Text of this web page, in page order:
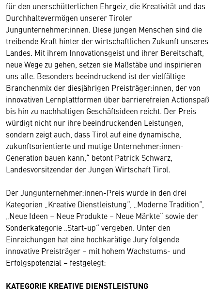
für den unerschütterlichen Ehrgeiz, die Kreativität und das
Durchhaltevermögen unserer Tiroler
Jungunternehmer:innen. Diese jungen Menschen sind die
treibende Kraft hinter der wirtschaftlichen Zukunft unseres
Landes. Mit ihrem Innovationsgeist und ihrer Bereitschaft,
neue Wege zu gehen, setzen sie Maßstäbe und inspirieren
uns alle. Besonders beeindruckend ist der vielfältige
Branchenmix der diesjährigen Preisträger:innen, der von
innovativen Lernplattformen über barrierefreien Actionspaß
bis hin zu nachhaltigen Geschäftsideen reicht. Der Preis
würdigt nicht nur ihre beeindruckenden Leistungen,
sondern zeigt auch, dass Tirol auf eine dynamische,
zukunftsorientierte und mutige Unternehmer:innen-
Generation bauen kann,“ betont Patrick Schwarz,
Landesvorsitzender der Jungen Wirtschaft Tirol.
Der Jungunternehmer:innen-Preis wurde in den drei
Kategorien „Kreative Dienstleistung“, „Moderne Tradition“,
„Neue Ideen – Neue Produkte – Neue Märkte“ sowie der
Sonderkategorie „Start-up“ vergeben. Unter den
Einreichungen hat eine hochkarätige Jury folgende
innovative Preisträger – mit hohem Wachstums- und
Erfolgspotenzial – festgelegt:
KATEGORIE KREATIVE DIENSTLEISTUNG